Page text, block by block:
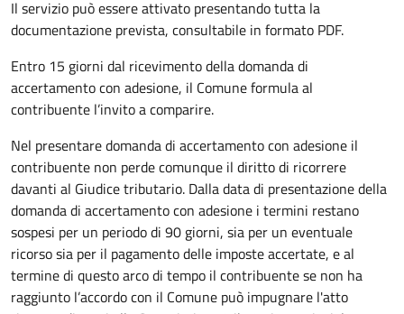
Il servizio può essere attivato presentando tutta la
documentazione prevista, consultabile in formato PDF.
Entro 15 giorni dal ricevimento della domanda di
accertamento con adesione, il Comune formula al
contribuente l’invito a comparire.
Nel presentare domanda di accertamento con adesione il
contribuente non perde comunque il diritto di ricorrere
davanti al Giudice tributario. Dalla data di presentazione della
domanda di accertamento con adesione i termini restano
sospesi per un periodo di 90 giorni, sia per un eventuale
ricorso sia per il pagamento delle imposte accertate, e al
termine di questo arco di tempo il contribuente se non ha
raggiunto l’accordo con il Comune può impugnare l'atto